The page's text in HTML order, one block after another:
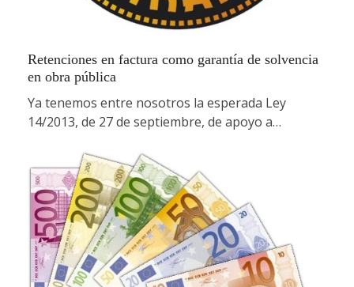
Retenciones en factura como garantía de solvencia
en obra pública
Ya tenemos entre nosotros la esperada Ley
14/2013, de 27 de septiembre, de apoyo a…